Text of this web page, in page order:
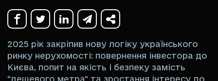
2025 рік закріпив нову логіку українського
ринку нерухомості: повернення інвестора до
Києва, попит на якість і безпеку замість
"дешевого метра" та зростання інтересу до